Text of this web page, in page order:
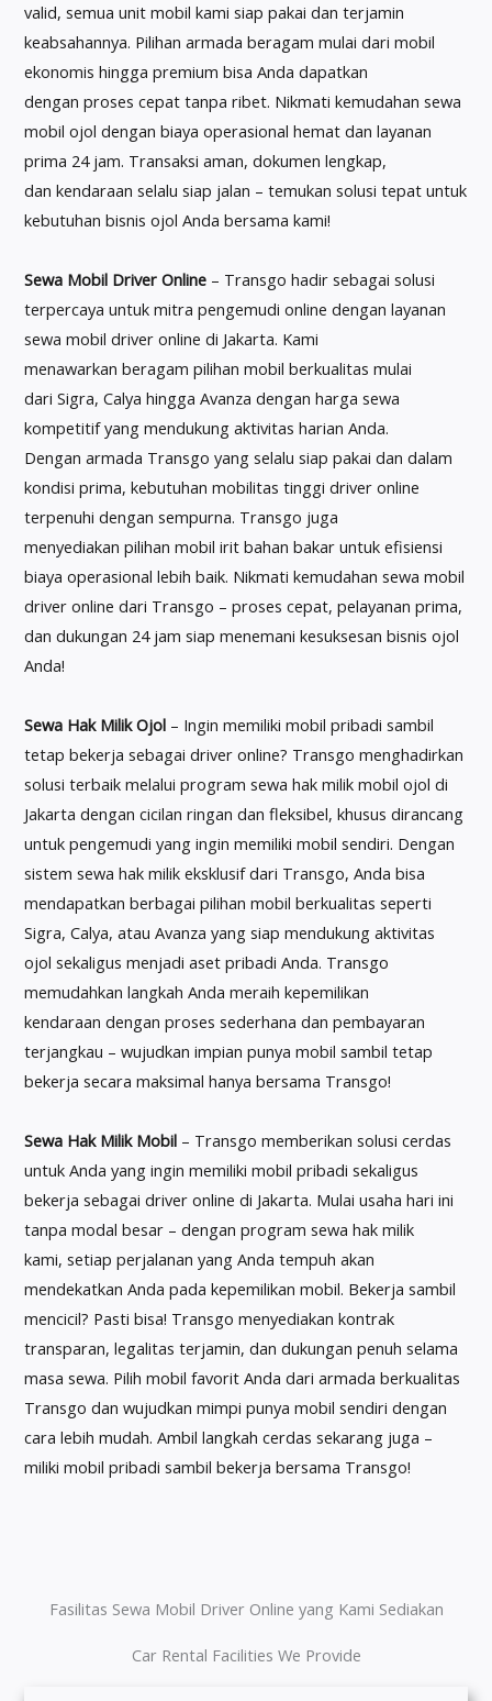
valid, semua unit mobil kami siap pakai dan terjamin
keabsahannya. Pilihan armada beragam mulai dari mobil
ekonomis hingga premium bisa Anda dapatkan
dengan proses cepat tanpa ribet. Nikmati kemudahan sewa
mobil ojol dengan biaya operasional hemat dan layanan
prima 24 jam. Transaksi aman, dokumen lengkap,
dan kendaraan selalu siap jalan – temukan solusi tepat untuk
kebutuhan bisnis ojol Anda bersama kami!
Sewa Mobil Driver Online – Transgo hadir sebagai solusi
terpercaya untuk mitra pengemudi online dengan layanan
sewa mobil driver online di Jakarta. Kami
menawarkan beragam pilihan mobil berkualitas mulai
dari Sigra, Calya hingga Avanza dengan harga sewa
kompetitif yang mendukung aktivitas harian Anda.
Dengan armada Transgo yang selalu siap pakai dan dalam
kondisi prima, kebutuhan mobilitas tinggi driver online
terpenuhi dengan sempurna. Transgo juga
menyediakan pilihan mobil irit bahan bakar untuk efisiensi
biaya operasional lebih baik. Nikmati kemudahan sewa mobil
driver online dari Transgo – proses cepat, pelayanan prima,
dan dukungan 24 jam siap menemani kesuksesan bisnis ojol
Anda!
Sewa Hak Milik Ojol – Ingin memiliki mobil pribadi sambil
tetap bekerja sebagai driver online? Transgo menghadirkan
solusi terbaik melalui program sewa hak milik mobil ojol di
Jakarta dengan cicilan ringan dan fleksibel, khusus dirancang
untuk pengemudi yang ingin memiliki mobil sendiri. Dengan
sistem sewa hak milik eksklusif dari Transgo, Anda bisa
mendapatkan berbagai pilihan mobil berkualitas seperti
Sigra, Calya, atau Avanza yang siap mendukung aktivitas
ojol sekaligus menjadi aset pribadi Anda. Transgo
memudahkan langkah Anda meraih kepemilikan
kendaraan dengan proses sederhana dan pembayaran
terjangkau – wujudkan impian punya mobil sambil tetap
bekerja secara maksimal hanya bersama Transgo!
Sewa Hak Milik Mobil – Transgo memberikan solusi cerdas
untuk Anda yang ingin memiliki mobil pribadi sekaligus
bekerja sebagai driver online di Jakarta. Mulai usaha hari ini
tanpa modal besar – dengan program sewa hak milik
kami, setiap perjalanan yang Anda tempuh akan
mendekatkan Anda pada kepemilikan mobil. Bekerja sambil
mencicil? Pasti bisa! Transgo menyediakan kontrak
transparan, legalitas terjamin, dan dukungan penuh selama
masa sewa. Pilih mobil favorit Anda dari armada berkualitas
Transgo dan wujudkan mimpi punya mobil sendiri dengan
cara lebih mudah. Ambil langkah cerdas sekarang juga –
miliki mobil pribadi sambil bekerja bersama Transgo!
Fasilitas Sewa Mobil Driver Online yang Kami Sediakan
Car Rental Facilities We Provide